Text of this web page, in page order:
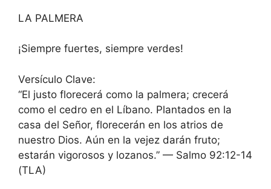
LA PALMERA
¡Siempre fuertes, siempre verdes!
Versículo Clave:
“El justo florecerá como la palmera; crecerá
como el cedro en el Líbano. Plantados en la
casa del Señor, florecerán en los atrios de
nuestro Dios. Aún en la vejez darán fruto;
estarán vigorosos y lozanos.” — Salmo 92:12-14
(TLA)